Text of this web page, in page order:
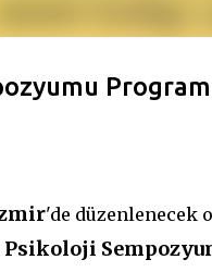
'de düzenlenecek